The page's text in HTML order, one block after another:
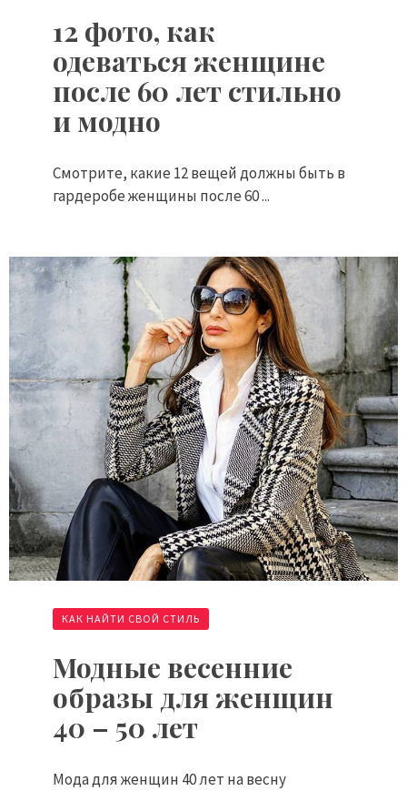
12 фото, как
одеваться женщине
после 60 лет стильно
и модно
Смотрите, какие 12 вещей должны быть в
гардеробе женщины после 60 ...
КАК НАЙТИ СВОЙ СТИЛЬ
Модные весенние
образы для женщин
40 – 50 лет
Мода для женщин 40 лет на весну